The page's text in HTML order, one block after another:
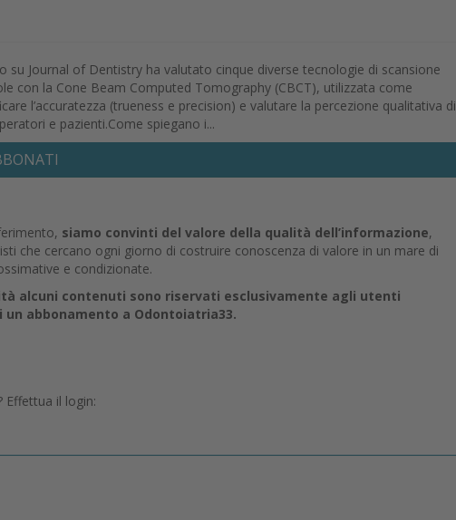
su Journal of Dentistry ha valutato cinque diverse tecnologie di scansione
con la Cone Beam Computed Tomography (CBCT), utilizzata come
l’accuratezza (trueness e precision) e valutare la percezione qualitativa di
e pazienti.Come spiegano i...
siamo convinti del valore della qualità dell’informazione,
che cercano ogni giorno di costruire conoscenza di valore in un mare di
e condizionate.
alcuni contenuti sono riservati esclusivamente agli utenti
abbonamento a Odontoiatria33.
Effettua il login: